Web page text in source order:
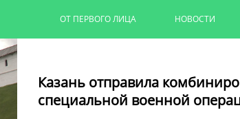
ОТ ПЕРВОГО ЛИЦА НОВОСТИ
Казань отправила
специальной военной